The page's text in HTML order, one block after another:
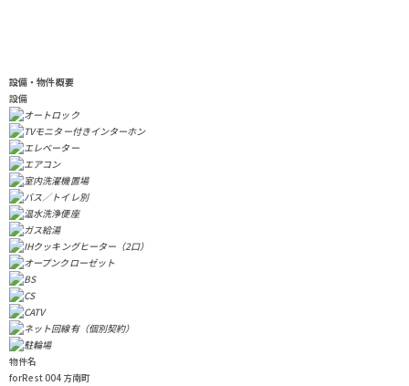
設備・物件概要
設備
物件名
forRest 004 方南町